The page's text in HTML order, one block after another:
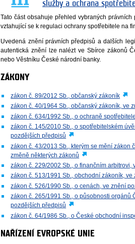
služby a ochrana
Tato část obsahuje přehled vybraných
vztahující se k regulaci ochrany spotřebitele na
Uvedená znění právních předpisů a dalších
autentická znění lze nalézt ve Sbírce zákonů
nebo Věstníku České národní banky.
ZÁKONY
zákon č. 89/2012 Sb., občanský zákoník
zákon č. 40/1964 Sb., občanský zákoník, ve
zákon č. 634/1992 Sb., o ochraně
zákon č. 145/2010 Sb., o spotřebitelském
pozdějších předpisů
zákon č. 43/2013 Sb., kterým se mění zákon
změně některých zákonů
zákon č. 229/2002 Sb., o finančním
zákon č. 513/1991 Sb., obchodní zákoník,
zákon č. 526/1990 Sb., o cenách, ve znění
zákon č. 265/1991 Sb., o působnosti orgánů
pozdějších předpisů
zákon č. 64/1986 Sb., o České obchodní
NAŘÍZENÍ EVROPSKÉ UNIE